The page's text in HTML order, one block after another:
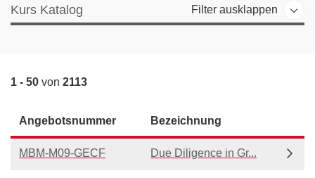
Kurs Katalog Filter ausklappen
1 - 50 von 2113
Angebotsnummer Bezeichnung
MBM-M09-GECF Due Diligence in Gr...